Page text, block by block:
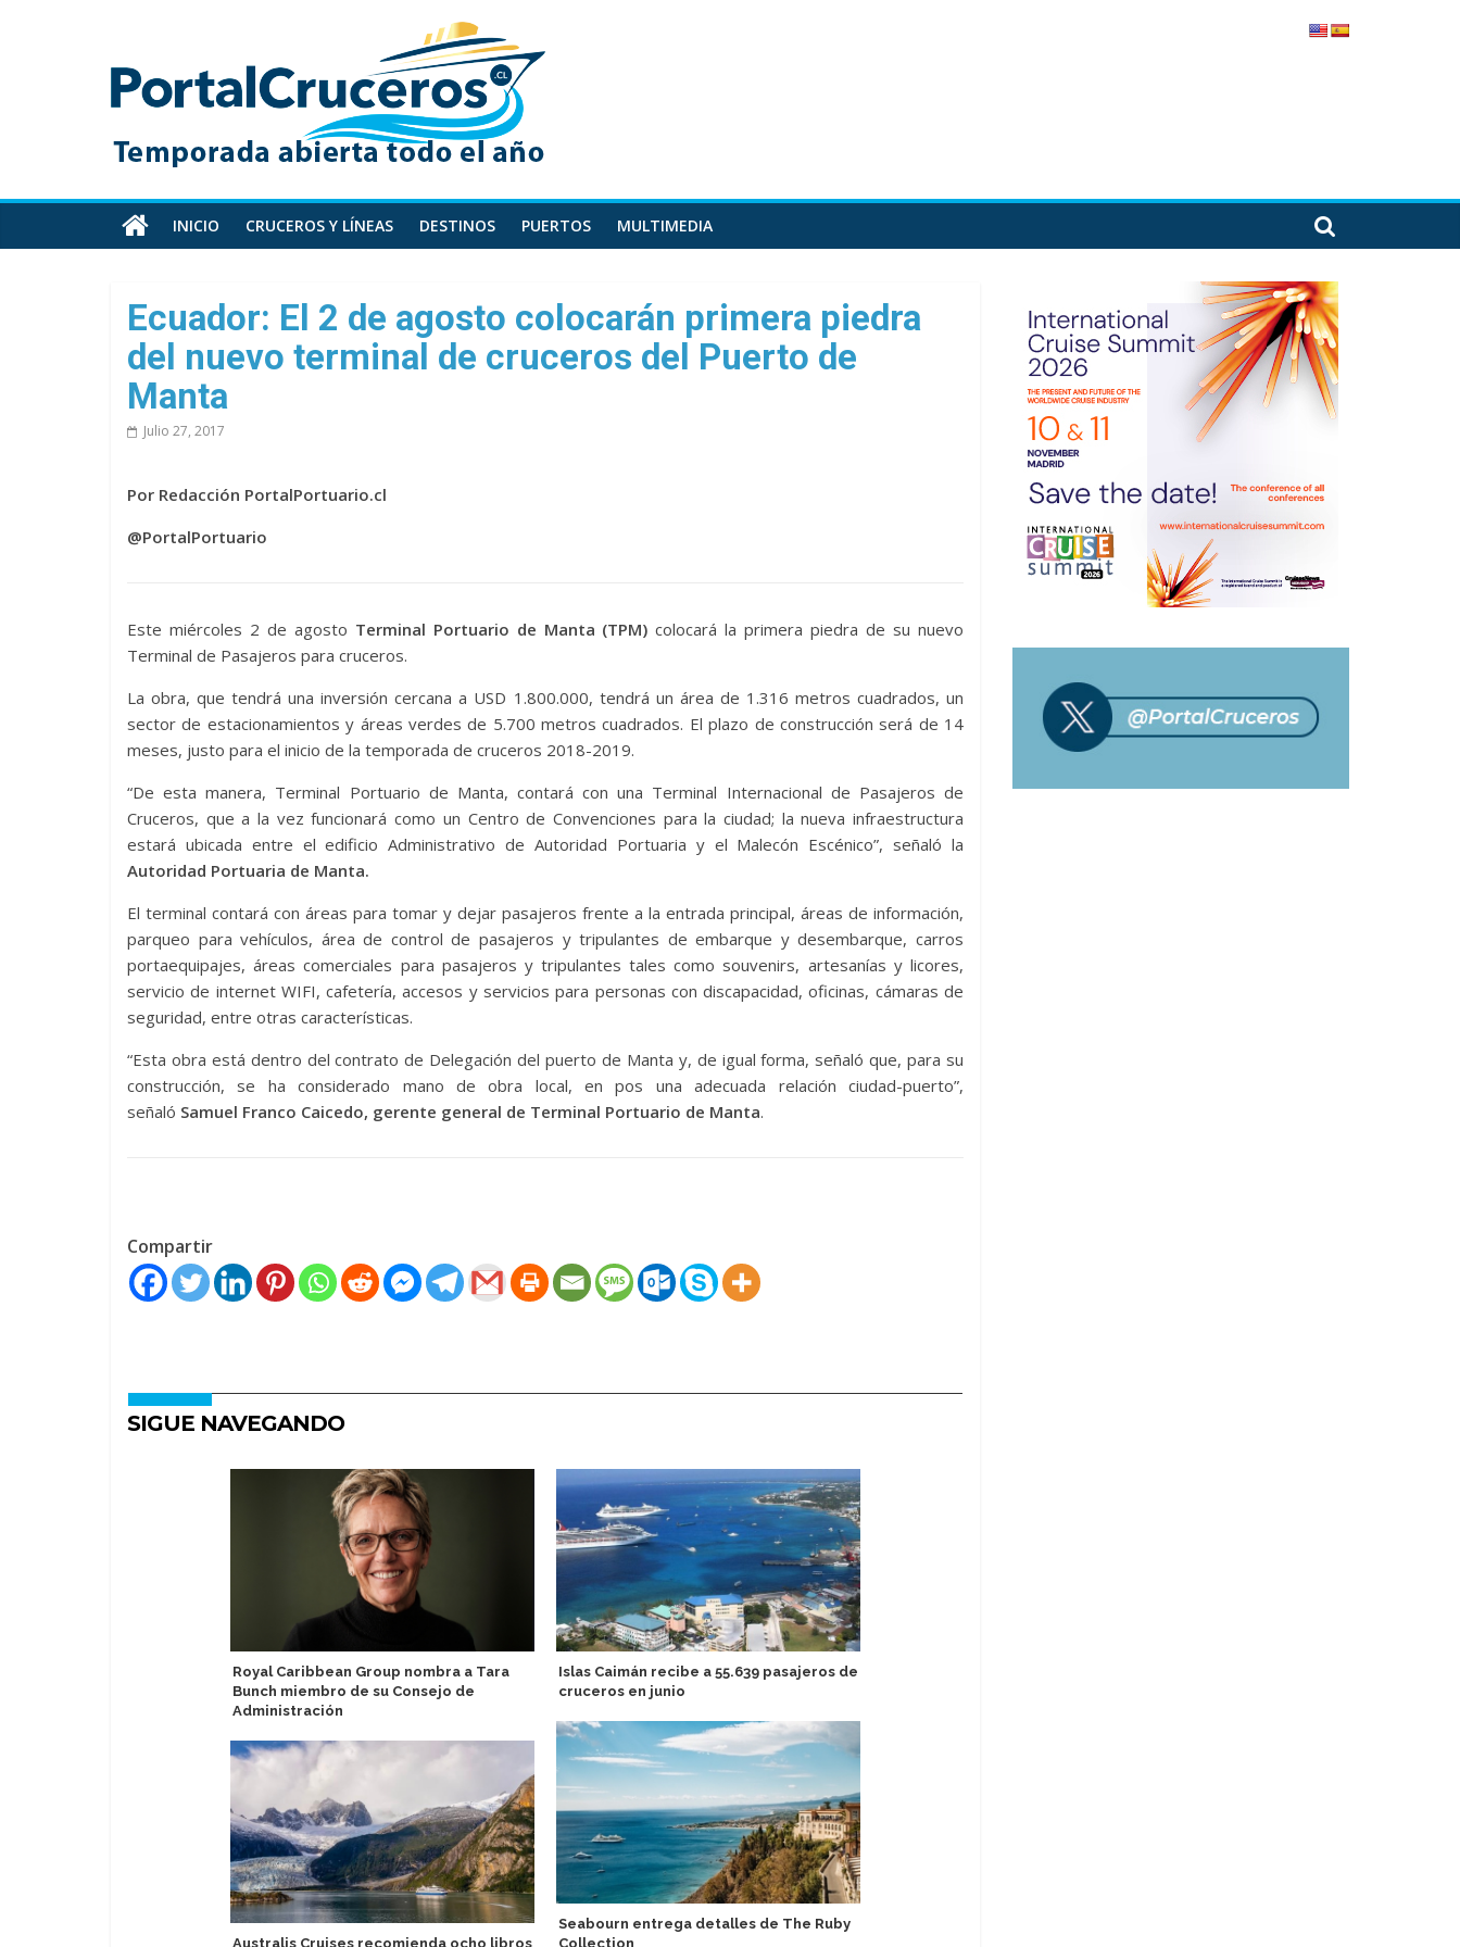
PortalCruceros
Toda
información
cruceros
en
un
sitio
INICIO CRUCEROS Y LÍNEAS DESTINOS PUERTOS MULTIMEDIA
Ecuador: El 2 de agosto colocarán primera piedra
del nuevo terminal de cruceros del Puerto de
Manta
Julio 27, 2017
Por Redacción PortalPortuario.cl
@PortalPortuario
Este miércoles 2 de agosto Terminal Portuario de Manta (TPM)colocará la primera piedra de su nuevo
Terminal de Pasajeros para cruceros.
La obra, que tendrá una inversión cercana a USD 1.800.000, tendrá un área de 1.316 metros cuadrados, un
sector de estacionamientos y áreas verdes de 5.700 metros cuadrados. El plazo de construcción será de 14
meses, justo para el inicio de la temporada de cruceros 2018-2019.
“De esta manera, Terminal Portuario de Manta, contará con una Terminal Internacional de Pasajeros de
Cruceros, que a la vez funcionará como un Centro de Convenciones para la ciudad; la nueva infraestructura
estará ubicada entre el edificio Administrativo de Autoridad Portuaria y el Malecón Escénico”, señaló la
Autoridad Portuaria de Manta.
El terminal contará con áreas para tomar y dejar pasajeros frente a la entrada principal, áreas de información,
parqueo para vehículos, área de control de pasajeros y tripulantes de embarque y desembarque, carros
portaequipajes, áreas comerciales para pasajeros y tripulantes tales como souvenirs, artesanías y licores,
servicio de internet WIFI, cafetería, accesos y servicios para personas con discapacidad, oficinas, cámaras de
seguridad, entre otras características.
“Esta obra está dentro del contrato de Delegación del puerto de Manta y, de igual forma, señaló que, para su
construcción, se ha considerado mano de obra local, en pos una adecuada relación ciudad-puerto”,
señaló Samuel Franco Caicedo, gerente general de Terminal Portuario de Manta.
Compartir
SIGUE NAVEGANDO
Royal Caribbean Group nombra a Tara
Bunch miembro de su Consejo de
Administración
Australis Cruises recomienda ocho libros
Islas Caimán recibe a 55.639 pasajeros de
cruceros en junio
Seabourn entrega detalles de The Ruby
Collection